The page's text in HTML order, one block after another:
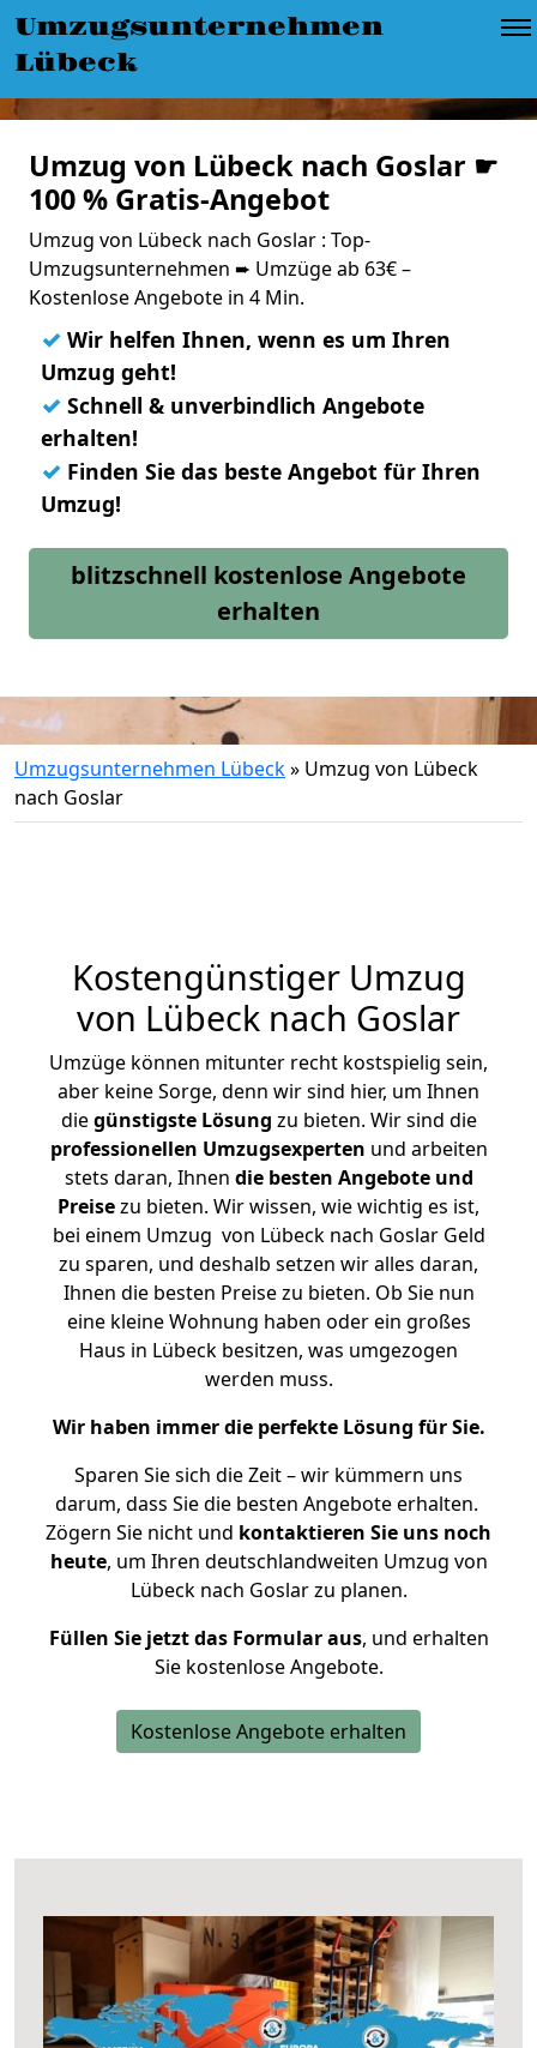
Umzugsunternehmen
Lübeck
Umzug von Lübeck nach Goslar ☛
100 % Gratis-Angebot
Umzug von Lübeck nach Goslar : Top-
Umzugsunternehmen ➨ Umzüge ab 63€ –
Kostenlose Angebote in 4 Min.
✓ Wir helfen Ihnen, wenn es um Ihren
Umzug geht!
✓ Schnell & unverbindlich Angebote
erhalten!
✓ Finden Sie das beste Angebot für Ihren
Umzug!
blitzschnell kostenlose Angebote
erhalten
Umzugsunternehmen Lübeck» Umzug von Lübeck
nach Goslar
Kostengünstiger Umzug
von Lübeck nach Goslar
Umzüge können mitunter recht kostspielig sein,
aber keine Sorge, denn wir sind hier, um Ihnen
diegünstigste Lösung zu bieten. Wir sind die
professionellen Umzugsexperten und arbeiten
stets daran, Ihnen die besten Angebote und
Preisezu bieten. Wir wissen, wie wichtig es ist,
bei einem Umzug von Lübeck nach Goslar Geld
zu sparen, und deshalb setzen wir alles daran,
Ihnen die besten Preise zu bieten. Ob Sie nun
eine kleine Wohnung haben oder ein großes
Haus in Lübeck besitzen, was umgezogen
werden muss.
Wir haben immer die perfekte Lösung für Sie.
Sparen Sie sich die Zeit – wir kümmern uns
darum, dass Sie die besten Angebote erhalten.
Zögern Sie nicht und kontaktieren Sie uns noch
heute, um Ihren deutschlandweiten Umzug von
Lübeck nach Goslar zu planen.
Füllen Sie jetzt das Formular aus, und erhalten
Sie kostenlose Angebote.
Kostenlose Angebote erhalten